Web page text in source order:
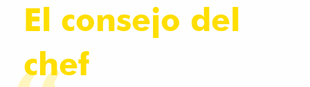
El consejo del
chef